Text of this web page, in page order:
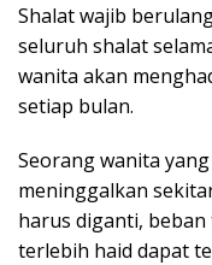
Shalat wajib
seluruh shalat
wanita akan
setiap bulan.
Seorang wanita
meninggalkan
harus diganti,
terlebih haid dapat